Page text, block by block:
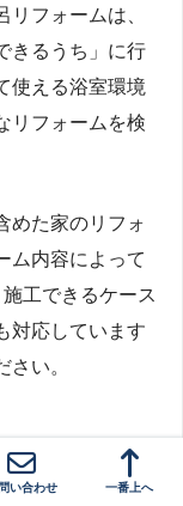
フォームは、
きるうち」に行
使える浴室環境
リフォームを検
めた家のリフォ
ム内容によって
工できるケース
対応しています
い。
い合わせ 一番上へ